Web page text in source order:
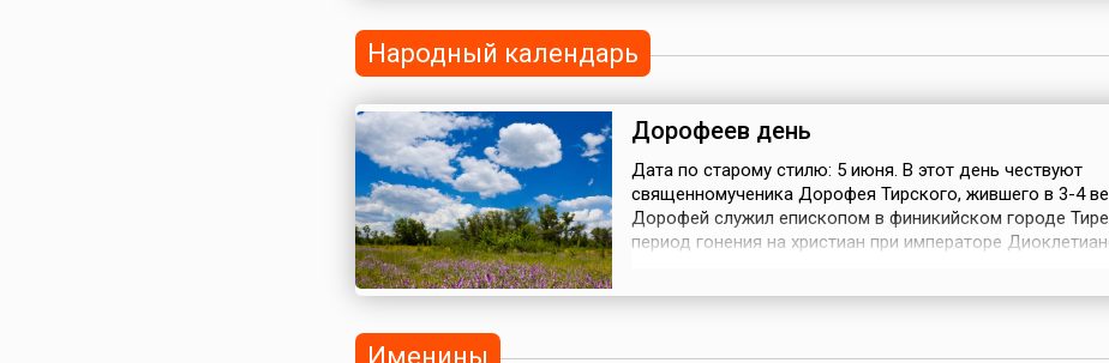
поразила цар...
Народный календарь
Дорофеев день
Дата по старому стилю: 5 июня. В этот день чествуют
священномученика Дорофея Тирского, жившего в 3-4
Дорофей служил епископом в финикийском городе
период гонения на христиан при императоре
Именины